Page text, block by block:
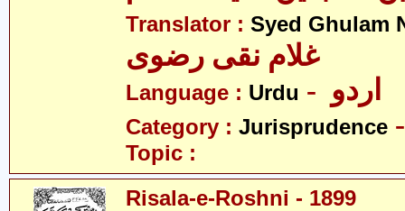
Translator : Syed Ghulam
غلام نقی رضوی
Language : Urdu
Category : Jurisprudence
Topic :
Risala-e-Roshni - 1899